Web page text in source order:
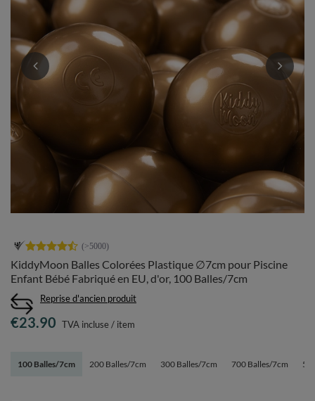
KiddyMoon Balles Colorées Plastique ∅7cm pour Piscine
Enfant Bébé Fabriqué en EU, d'or, 100 Balles/7cm
Reprise d'ancien produit
100 Balles/7cm 200 Balles/7cm 300 Balles/7cm 700 Balles/7cm 50
€23.90 TVA incluse/ item